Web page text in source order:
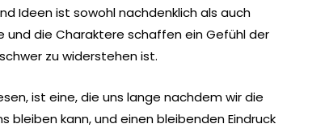
Ideen ist sowohl nachdenklich als auch
und die Charaktere schaffen ein Gefühl der
zu widerstehen ist.
ist eine, die uns lange nachdem wir die
kann, und einen bleibenden Eindruck